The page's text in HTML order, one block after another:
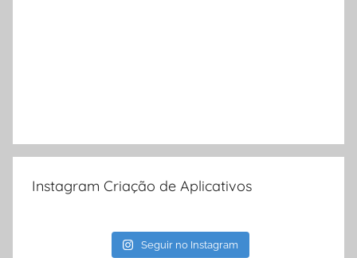
Instagram Criação de Aplicativos
Seguir no Instagram